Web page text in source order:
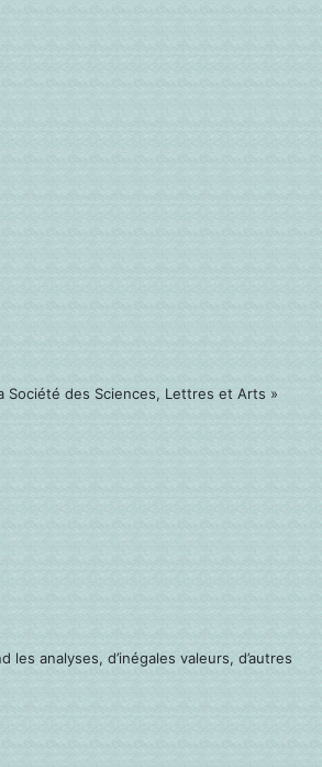
Société des Sciences, Lettres et Arts »
analyses, d’inégales valeurs, d’autres